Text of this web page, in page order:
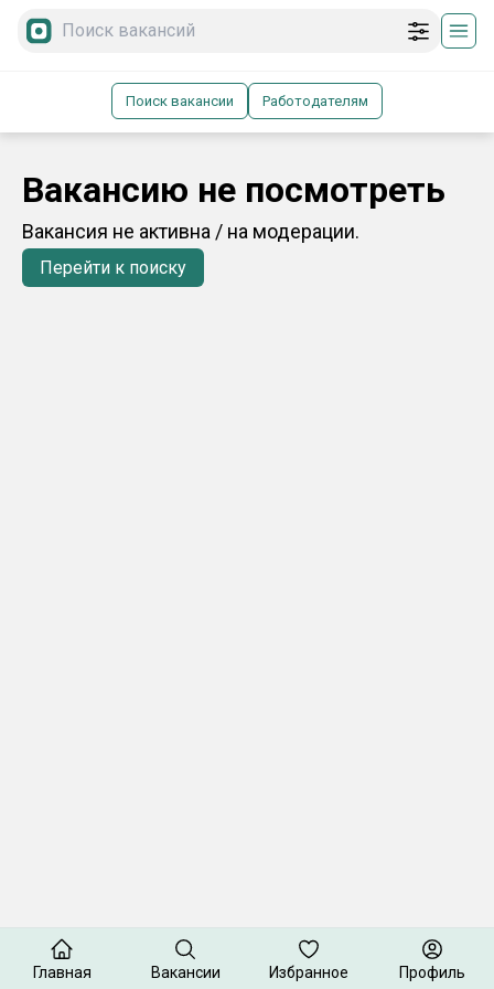
Поиск вакансии Работодателям
Вакансию не посмотреть
Вакансия не активна / на модерации.
Перейти к поиску
Главная Вакансии Избранное Профиль